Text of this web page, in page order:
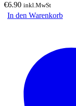
€6.90 inkl.MwSt
In den Warenkorb